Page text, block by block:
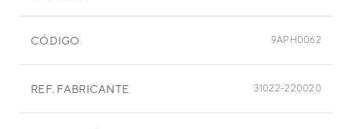
CÓDIGO 9APH0062
REF. FABRICANTE 31022-220020